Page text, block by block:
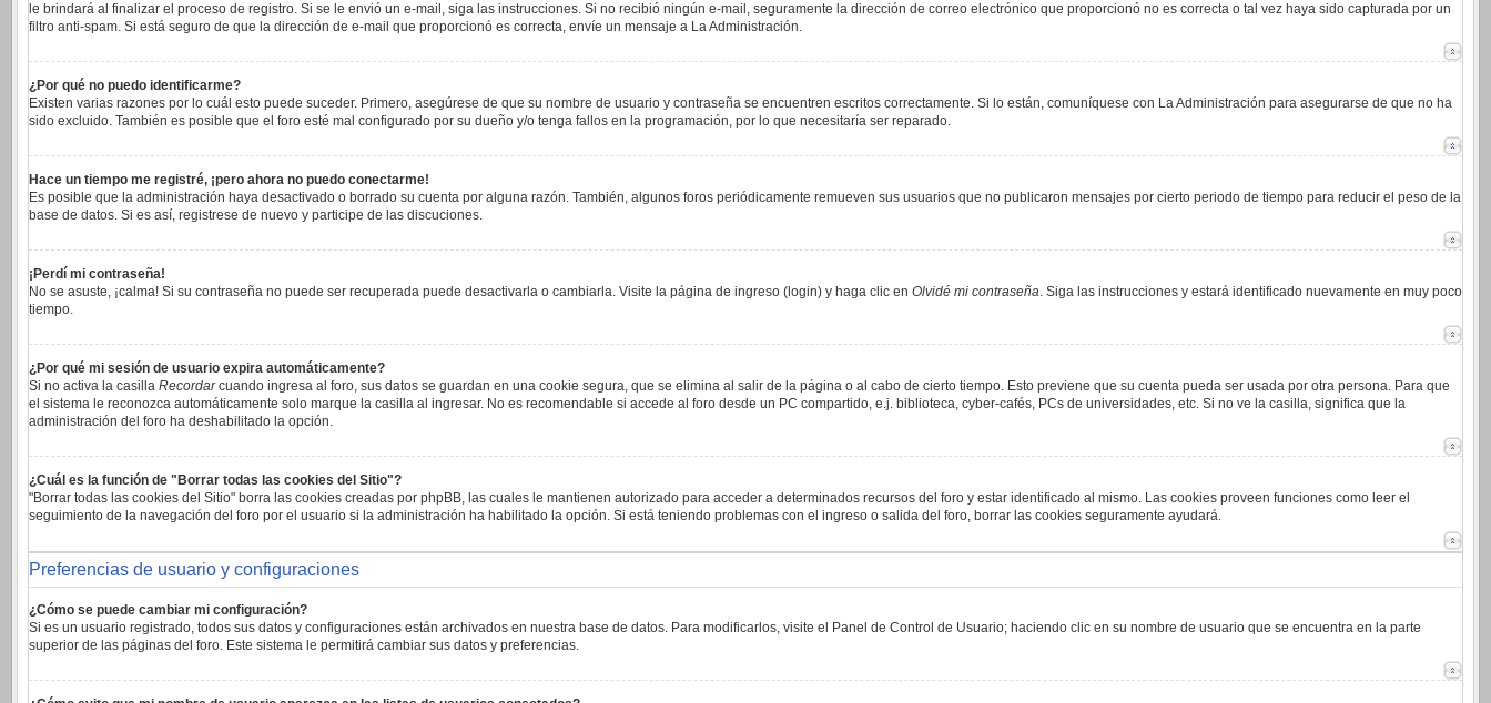
le brindará al finalizar el proceso de registro. Si se le envió un e-mail, siga las instrucciones. Si no recibió ningún e-mail, seguramente la dirección de correo electrónico que proporcionó no es correcta o tal vez haya sido capturada por un
filtro anti-spam. Si está seguro de que la dirección de e-mail que proporcionó es correcta, envíe un mensaje a La Administración.
¿Por qué no puedo identificarme?
Existen varias razones por lo cuál esto puede suceder. Primero, asegúrese de que su nombre de usuario y contraseña se encuentren escritos correctamente. Si lo están, comuníquese con La Administración para asegurarse de que no ha
sido excluido. También es posible que el foro esté mal configurado por su dueño y/o tenga fallos en la programación, por lo que necesitaría ser reparado.
Hace un tiempo me registré, ¡pero ahora no puedo conectarme!
Es posible que la administración haya desactivado o borrado su cuenta por alguna razón. También, algunos foros periódicamente remueven sus usuarios que no publicaron mensajes por cierto periodo de tiempo para reducir el peso de la
base de datos. Si es así, registrese de nuevo y participe de las discuciones.
¡Perdí mi contraseña!
No se asuste, ¡calma! Si su contraseña no puede ser recuperada puede desactivarla o cambiarla. Visite la página de ingreso (login) y haga clic en Olvidé mi contraseña. Siga las instrucciones y estará identificado nuevamente en muy poco
tiempo.
¿Por qué mi sesión de usuario expira automáticamente?
Si no activa la casilla Recordarcuando ingresa al foro, sus datos se guardan en una cookie segura, que se elimina al salir de la página o al cabo de cierto tiempo. Esto previene que su cuenta pueda ser usada por otra persona. Para que
el sistema le reconozca automáticamente solo marque la casilla al ingresar. No es recomendable si accede al foro desde un PC compartido, e.j. biblioteca, cyber-cafés, PCs de universidades, etc. Si no ve la casilla, significa que la
administración del foro ha deshabilitado la opción.
¿Cuál es la función de "Borrar todas las cookies del Sitio"?
"Borrar todas las cookies del Sitio" borra las cookies creadas por phpBB, las cuales le mantienen autorizado para acceder a determinados recursos del foro y estar identificado al mismo. Las cookies proveen funciones como leer el
seguimiento de la navegación del foro por el usuario si la administración ha habilitado la opción. Si está teniendo problemas con el ingreso o salida del foro, borrar las cookies seguramente ayudará.
Preferencias de usuario y configuraciones
¿Cómo se puede cambiar mi configuración?
Si es un usuario registrado, todos sus datos y configuraciones están archivados en nuestra base de datos. Para modificarlos, visite el Panel de Control de Usuario; haciendo clic en su nombre de usuario que se encuentra en la parte
superior de las páginas del foro. Este sistema le permitirá cambiar sus datos y preferencias.